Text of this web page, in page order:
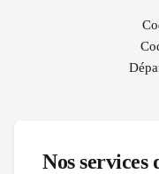
Nos services